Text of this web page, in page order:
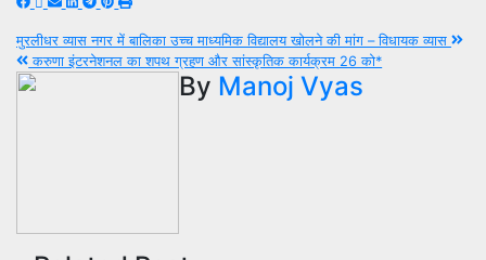
Post
navigation
मुरलीधर व्यास नगर में बालिका उच्च माध्यमिक विद्यालय खोलने की मांग – विधायक व्यास
करुणा इंटरनेशनल का शपथ ग्रहण और सांस्कृतिक कार्यक्रम 26 को*
By Manoj Vyas